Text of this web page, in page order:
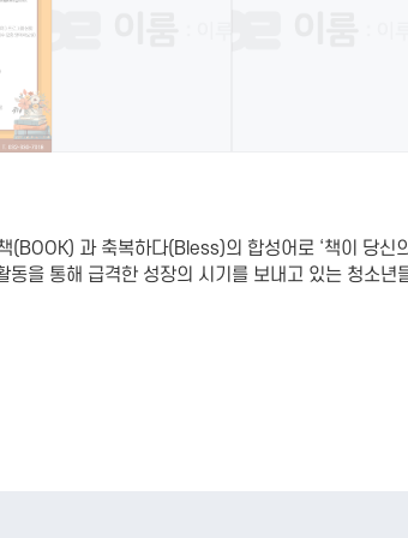
(BOOK) 과 축복하다(Bless)의 합성어로 ‘책이 당신
동을 통해 급격한 성장의 시기를 보내고 있는 청소